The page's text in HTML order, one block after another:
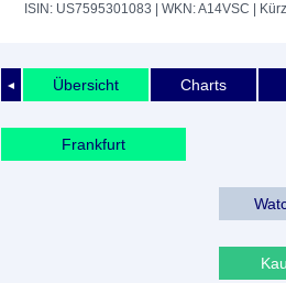
ISIN: US7595301083 | WKN: A14VSC |
◄ Übersicht Charts
Frankfurt